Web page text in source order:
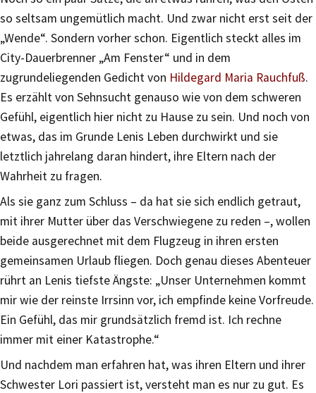
so seltsam ungemütlich macht. Und zwar nicht erst seit der
„Wende“. Sondern vorher schon. Eigentlich steckt alles im
City-Dauerbrenner „Am Fenster“ und in dem
zugrundeliegenden Gedicht von Hildegard Maria Rauchfuß.
Es erzählt von Sehnsucht genauso wie von dem schweren
Gefühl, eigentlich hier nicht zu Hause zu sein. Und noch von
etwas, das im Grunde Lenis Leben durchwirkt und sie
letztlich jahrelang daran hindert, ihre Eltern nach der
Wahrheit zu fragen.
Als sie ganz zum Schluss – da hat sie sich endlich getraut,
mit ihrer Mutter über das Verschwiegene zu reden –, wollen
beide ausgerechnet mit dem Flugzeug in ihren ersten
gemeinsamen Urlaub fliegen. Doch genau dieses Abenteuer
rührt an Lenis tiefste Ängste: „Unser Unternehmen kommt
mir wie der reinste Irrsinn vor, ich empfinde keine Vorfreude.
Ein Gefühl, das mir grundsätzlich fremd ist. Ich rechne
immer mit einer Katastrophe.“
Und nachdem man erfahren hat, was ihren Eltern und ihrer
Schwester Lori passiert ist, versteht man es nur zu gut. Es